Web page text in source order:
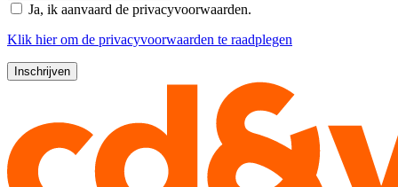
Ja, ik aanvaard de privacyvoorwaarden.
Klik hierom de privacyvoorwaarden te raadplegen